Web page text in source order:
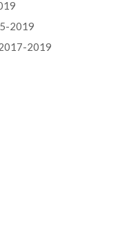
2019
2019